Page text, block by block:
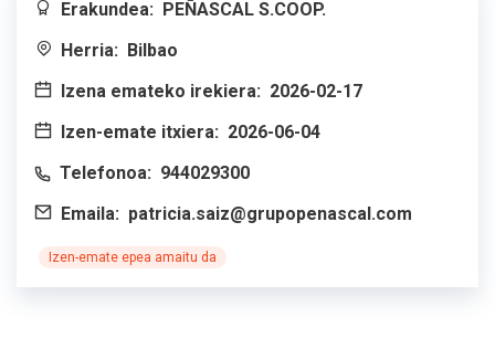
Erakundea: PEÑASCAL S.COOP.
Herria: Bilbao
Izena emateko irekiera: 2026-02-17
Izen-emate itxiera: 2026-06-04
Telefonoa: 944029300
Emaila: patricia.saiz@grupopenascal.com
Izen-emate epea amaitu da